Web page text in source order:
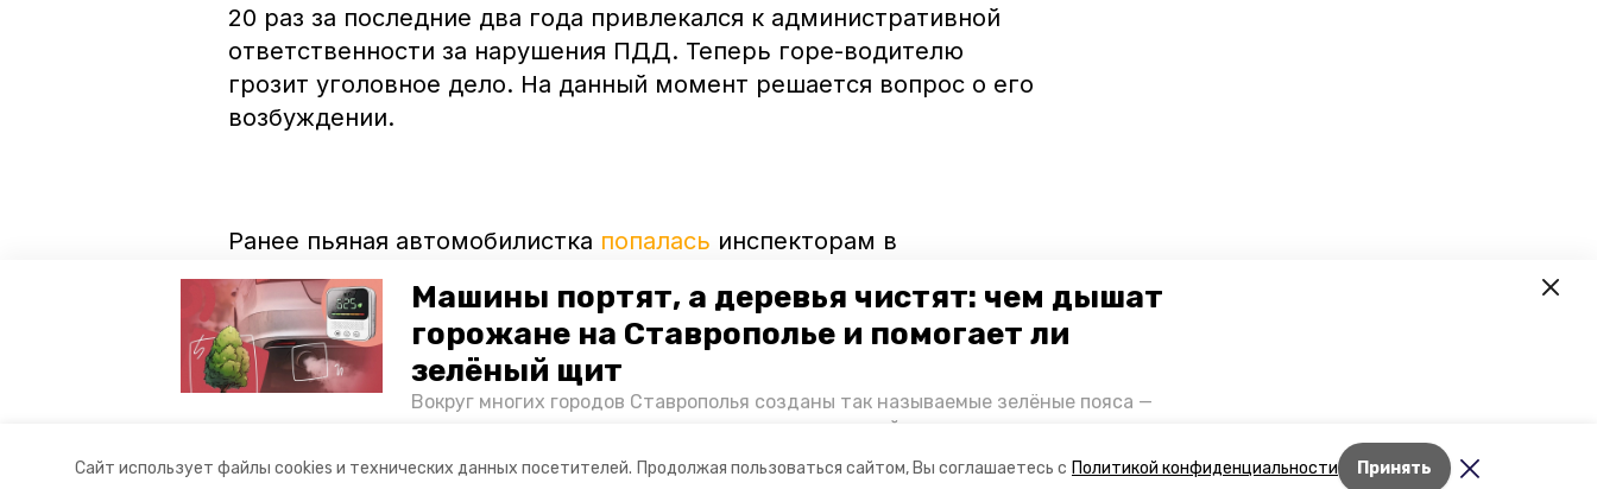
Сайт использует файлы cookies и технических данных посетителей. Продолжая пользоваться сайтом, Вы соглашаетесь с Политикой конфиденциальности Принять
Машины портят, а деревья чистят: чем дышат
горожане на Ставрополье и помогает ли
зелёный щит
Вокруг многих городов Ставрополья созданы так называемые зелёные пояса —
лесопарковые зоны, снижающие негативное воздействие выхлопных газов на
и каким воздухом дышат жители края, узнала корреспондент «Победы26».
Лента новостей
20 раз за последние два года привлекался к административной
ответственности за нарушения ПДД. Теперь горе-водителю
грозит уголовное дело. На данный момент решается вопрос о его
возбуждении.
Ранее пьяная автомобилистка попалась инспекторам в
Красногвардейском районе.
Видео - ГУ МВД по СК.